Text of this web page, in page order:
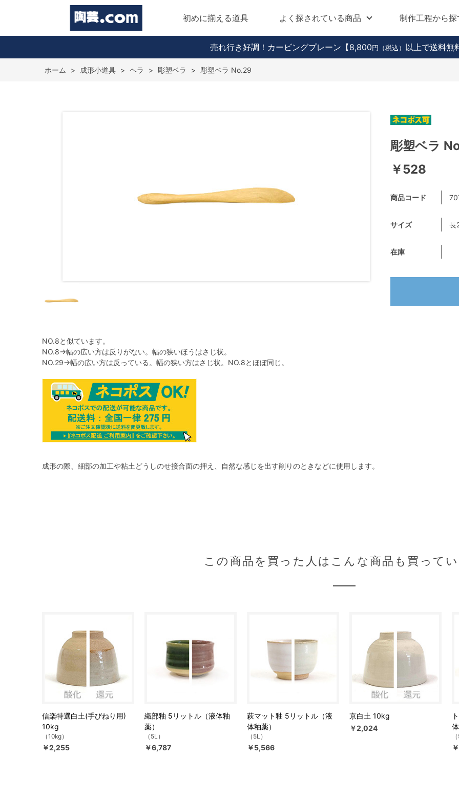
初めに揃える道具 よく探されている商品 制作工程から探
売れ行き好調！カービングプレーン 【8,800 円（税込） 以上で送料無
ホーム > 成形小道具 > ヘラ > 彫塑ベラ > 彫塑ベラ No.29
NO.8と似ています。
NO.8→幅の広い方は反りがない。幅の狭いほうはさじ状。
NO.29→幅の広い方は反っている。幅の狭い方はさじ状。NO.8とほぼ同じ。
成形の際、細部の加工や粘土どうしのせ接合面の押え、自然な感じを出す削りのときなどに使用します。
彫塑ベラ
￥528
商品コード
サイズ 長
在庫
この商品を買った人はこんな商品も買って
信楽特選白土(手びねり用)
10kg
（10kg）
￥2,255
織部釉 5リットル（液体釉
薬）
（5L）
￥6,787
萩マット釉 5リットル（液
体釉薬）
（5L）
￥5,566
京白土 10kg
￥2,024